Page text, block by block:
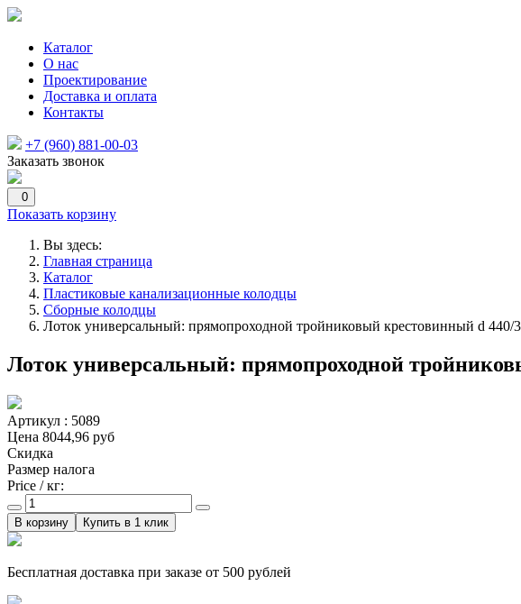
Каталог
О нас
Проектирование
Доставка и оплата
Контакты
+7 (960) 881-00-03
Заказать звонок
0
Показать корзину
Вы здесь:
Главная страница
Каталог
Пластиковые канализационные колодцы
Сборные колодцы
Лоток универсальный: прямопроходной тройниковый крестовинный d 440/
Лоток универсальный: прямопроходной
Артикул : 5089
Цена 8044,96 руб
Скидка
Размер налога
Price / кг:
Купить в 1 клик
Бесплатная доставка при заказе от 500 рублей